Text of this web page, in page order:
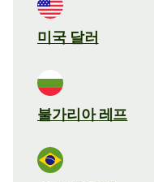
미국 달러
불가리아 레프